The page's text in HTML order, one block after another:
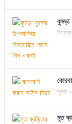
কুমড়া
জুলাই
মৃত